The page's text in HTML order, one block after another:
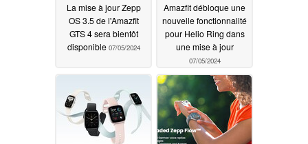
La mise à jour Zepp
OS 3.5 de l'Amazfit
GTS 4 sera bientôt
disponible 07/05/2024
Amazfit débloque une
nouvelle fonctionnalité
pour Helio Ring dans
une mise à jour
07/05/2024